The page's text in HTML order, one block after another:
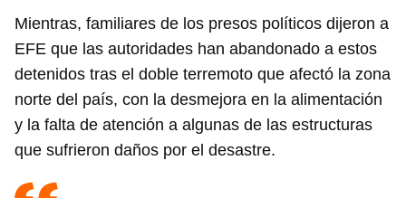
Mientras, familiares de los presos políticos dijeron a
EFE que las autoridades han abandonado a estos
detenidos tras el doble terremoto que afectó la zona
norte del país, con la desmejora en la alimentación
y la falta de atención a algunas de las estructuras
que sufrieron daños por el desastre.